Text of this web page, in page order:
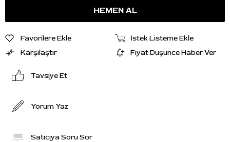
Favorilere Ekle
İstek Listeme Ekle
Karşılaştır
Fiyat Düşünce Haber Ver
Tavsiye Et
Yorum Yaz
Satıcıya Soru Sor